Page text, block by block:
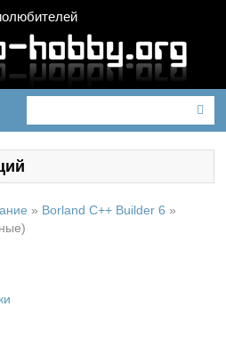
» Borland C++ Builder 6 »